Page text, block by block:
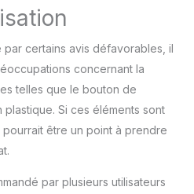
certains avis défavorables, il
concernant la
telles que le bouton de
Si ces éléments sont
être un point à prendre
par plusieurs utilisateurs